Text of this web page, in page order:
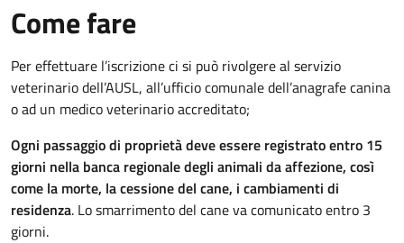
Come fare
Per effettuare l’iscrizione ci si può rivolgere al servizio
veterinario dell’AUSL, all’ufficio comunale dell’anagrafe canina
o ad un medico veterinario accreditato;
Ogni passaggio di proprietà deve essere registrato entro 15
giorni nella banca regionale degli animali da affezione, così
come la morte, la cessione del cane, i cambiamenti di
residenza. Lo smarrimento del cane va comunicato entro 3
giorni.